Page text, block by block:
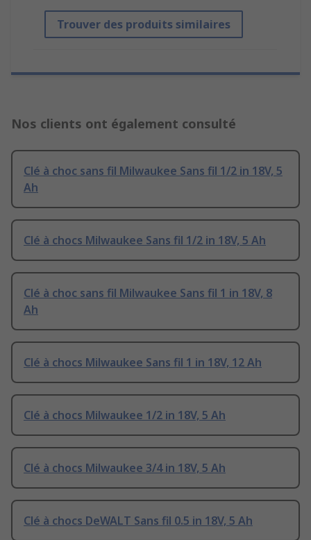
Trouver des produits similaires
Nos clients ont également consulté
Clé à choc sans fil Milwaukee Sans fil 1/2 in 18V, 5
Ah
Clé à chocs Milwaukee Sans fil 1/2 in 18V, 5 Ah
Clé à choc sans fil Milwaukee Sans fil 1 in 18V, 8
Ah
Clé à chocs Milwaukee Sans fil 1 in 18V, 12 Ah
Clé à chocs Milwaukee 1/2 in 18V, 5 Ah
Clé à chocs Milwaukee 3/4 in 18V, 5 Ah
Clé à chocs DeWALT Sans fil 0.5 in 18V, 5 Ah